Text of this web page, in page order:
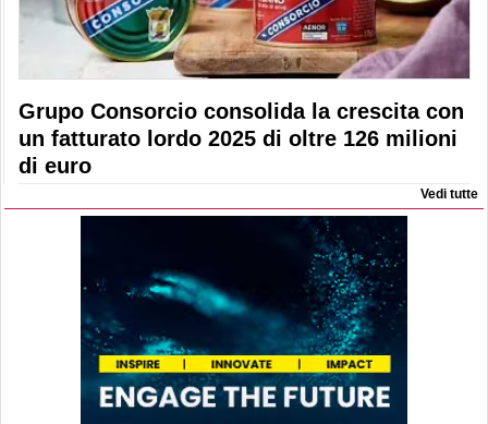
Grupo Consorcio consolida la crescita con
un fatturato lordo 2025 di oltre 126 milioni
di euro
Vedi tutte